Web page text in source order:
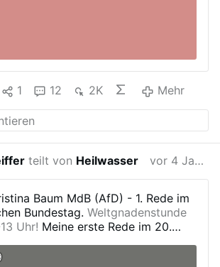
GENEHMIGT" WURDEN.
1 12 2K Mehr
teilt von Heilwasser vor 4 Jahren
Baum MdB (AfD) - 1. Rede im
Bundestag. Weltgnadenstunde
Uhr! Meine erste Rede im 20.
Corona - wie sollte es anders sein.